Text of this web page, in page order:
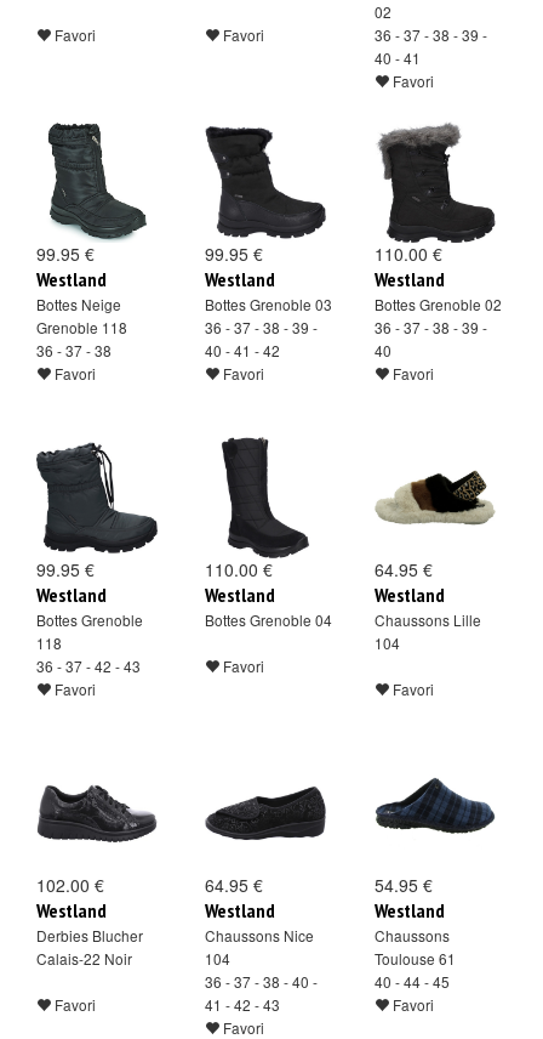
Favori Favori
02
36 - 37 - 38 - 39 -
40 - 41
Favori
99.95 €
Westland
Bottes Neige
Grenoble 118
36 - 37 - 38
Favori
99.95 €
Westland
Bottes Grenoble 03
36 - 37 - 38 - 39 -
40 - 41 - 42
Favori
110.00 €
Westland
Bottes Grenoble 02
36 - 37 - 38 - 39 -
40
Favori
99.95 €
Westland
Bottes Grenoble
118
36 - 37 - 42 - 43
Favori
110.00 €
Westland
Bottes Grenoble 04
Favori
64.95 €
Westland
Chaussons Lille
104
Favori
102.00 €
Westland
Derbies Blucher
Calais-22 Noir
Favori
64.95 €
Westland
Chaussons Nice
104
36 - 37 - 38 - 40 -
41 - 42 - 43
Favori
54.95 €
Westland
Chaussons
Toulouse 61
40 - 44 - 45
Favori